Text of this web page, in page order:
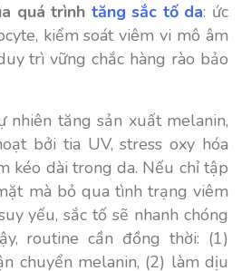
quá trình tăng sắc tố da: ức
kiểm soát viêm vi mô âm
trì vững chắc hàng rào bảo
nhiên tăng sản xuất melanin,
bởi tia UV, stress oxy hóa
kéo dài trong da. Nếu chỉ tập
mà bỏ qua tình trạng viêm
yếu, sắc tố sẽ nhanh chóng
routine cần đồng thời: (1)
chuyển melanin, (2) làm dịu